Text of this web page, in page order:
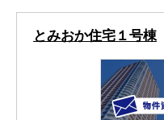
とみおか住宅１号棟